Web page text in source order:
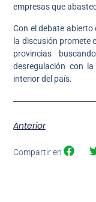
empresas que
Con el debate abierto
la discusión promete
provincias
desregulación con
interior del país.
Anterior
Compartir en